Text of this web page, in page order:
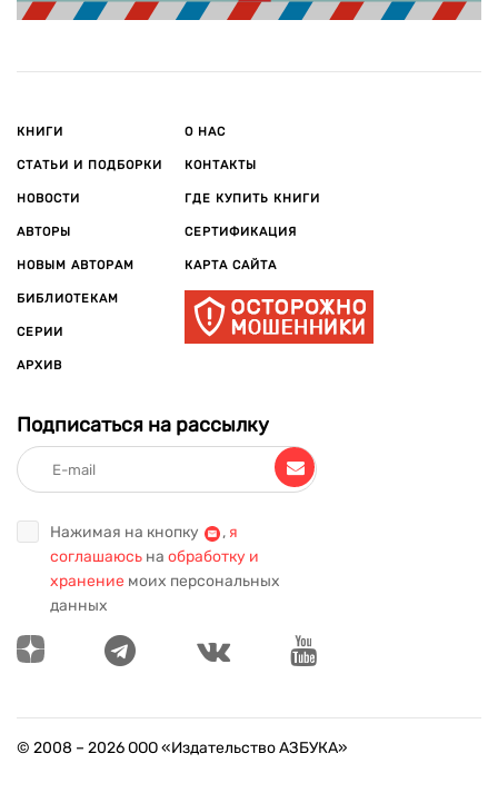
КНИГИ
СТАТЬИ И ПОДБОРКИ
НОВОСТИ
АВТОРЫ
НОВЫМ АВТОРАМ
БИБЛИОТЕКАМ
СЕРИИ
АРХИВ
О НАС
КОНТАКТЫ
ГДЕ КУПИТЬ КНИГИ
СЕРТИФИКАЦИЯ
КАРТА САЙТА
Подписаться на рассылку
Нажимая на кнопку , я
соглашаюсь на обработку и
хранение моих персональных
данных
© 2008 – 2026ООО «Издательство АЗБУКА»